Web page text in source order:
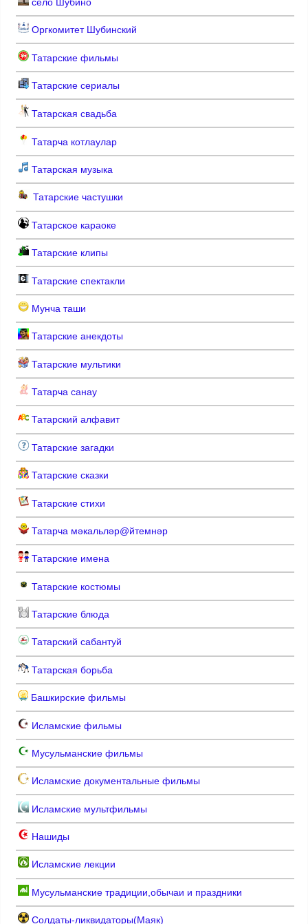
Оргкомитет Шубинский
Татарские фильмы
Татарские сериалы
Татарская свадьба
Татарча котлаулар
Татарская музыка
Татарские частушки
Татарское караоке
Татарские клипы
Татарские спектакли
Мунча таши
Татарские анекдоты
Татарские мультики
Татарча санау
Татарский алфавит
Татарские загадки
Татарские сказки
Татарские стихи
Татарча мәкальләр@йтемнәр
Татарские имена
Татарские костюмы
Татарские блюда
Татарский сабантуй
Татарская борьба
Башкирские фильмы
Исламские фильмы
Мусульманские фильмы
Исламские документальные фильмы
Исламские мультфильмы
Нашиды
Исламские лекции
Мусульманские традиции,обычаи и праздники
Солдаты-ликвидаторы(Маяк)